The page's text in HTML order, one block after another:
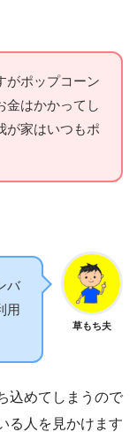
がポップコーン
金はかかってし
が家はいつもポ
草もち夫
バ
用
込めてしまうので
る人を見かけます